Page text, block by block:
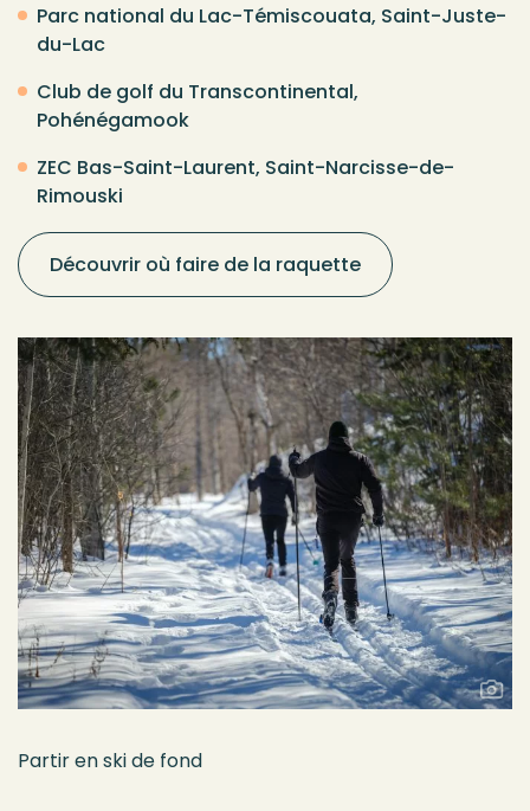
Parc national du Lac-Témiscouata, Saint-Juste-
du-Lac
Club de golf du Transcontinental,
Pohénégamook
ZEC Bas-Saint-Laurent, Saint-Narcisse-de-
Rimouski
Découvrir où faire de la raquette
Partir en ski de fond